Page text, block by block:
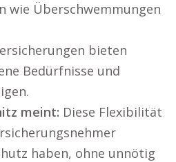
wie Überschwemmungen
bieten
Bedürfnisse und
meint: Diese Flexibilität
haben, ohne unnötig